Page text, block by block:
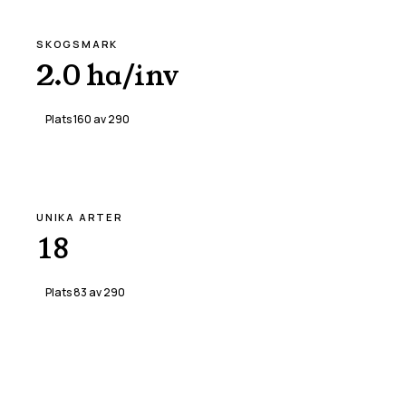
SKOGSMARK
2.0 ha/inv
Plats160 av290
UNIKA ARTER
18
Plats83 av290